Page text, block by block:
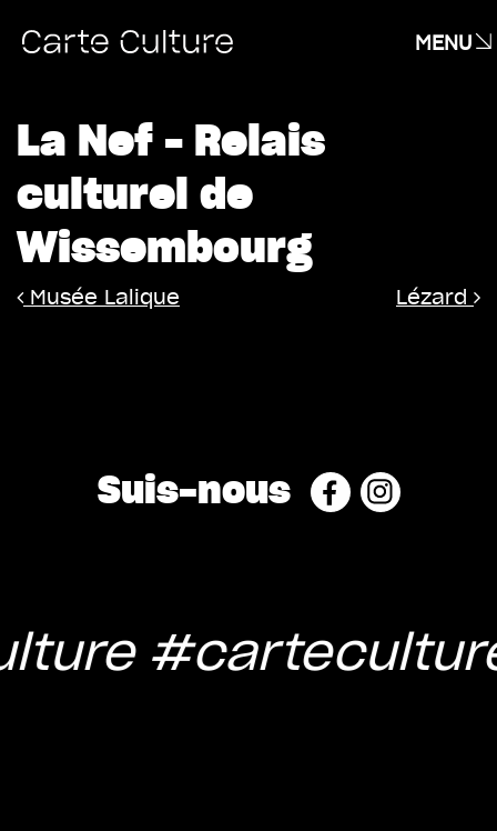
MENU
La Nef – Relais
culturel de
Wissembourg
Navigation
Musée Lalique Lézard
Suis-nous